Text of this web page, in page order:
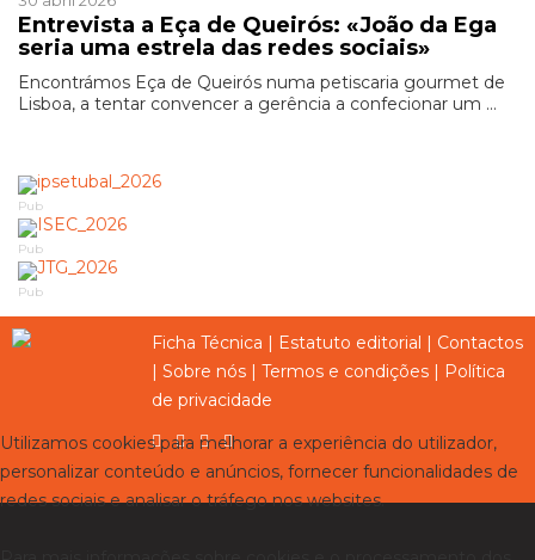
Entrevista a Eça de Queirós: «João da Ega
seria uma estrela das redes sociais»
Encontrámos Eça de Queirós numa petiscaria gourmet de
Lisboa, a tentar convencer a gerência a confecionar um ...
Pub
Pub
Pub
Ficha Técnica | Estatuto editorial | Contactos
| Sobre nós | Termos e condições | Política
de privacidade
Utilizamos cookies para melhorar a experiência do utilizador,
personalizar conteúdo e anúncios, fornecer funcionalidades de
redes sociais e analisar o tráfego nos websites.